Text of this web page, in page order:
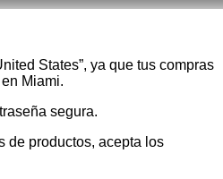
States”, ya que tus compras
Miami.
segura.
de productos, acepta los